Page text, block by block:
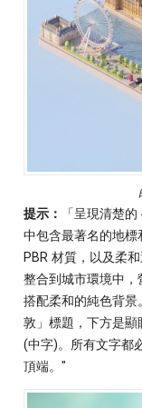
提示：
「呈現清楚
中包含最著名的地
PBR 材質，以及柔
整合到城市環境中
搭配柔和的純色背
敦」標題，下方是
(中字)。所有文字都
頂端。"